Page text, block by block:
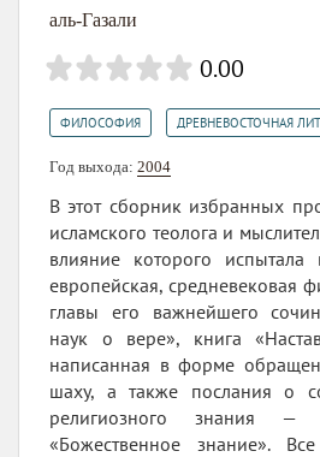
аль-Газали
0.00
ФИЛОСОФИЯ ДРЕВНЕВОСТОЧНАЯ
Год выхода: 2004
В этот сборник избранных
исламского теолога и
влияние которого
европейская, средневековая
главы его важнейшего
наук о вере», книга
написанная в форме
шаху, а также послания о
религиозного знания
«Божественное знание».